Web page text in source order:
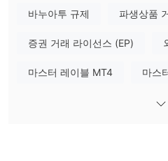
지금 Titan FX은 세 가지 계정 유형
레버리지 및 수수료 거래 플랫폼
VISA, Mastercard,
바누아투 규제 파생상품
증권 거래 라이선스 (EP)
마스터 레이블 MT4 마스
글로벌 업무